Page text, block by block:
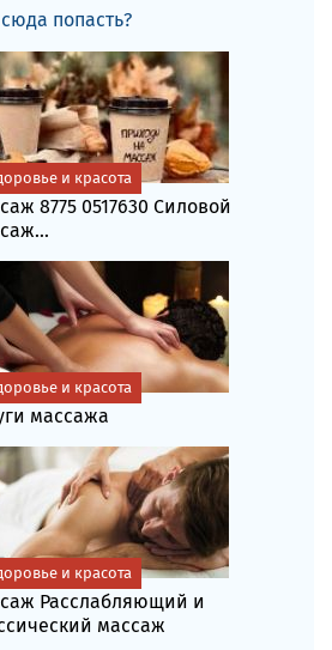
попасть?
8775 0517630 Силовой
и красота
массажа
и красота
Расслабляющий и
массаж
и красота